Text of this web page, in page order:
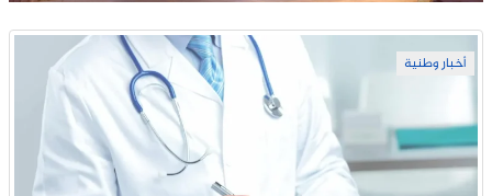
أخبار وطنية